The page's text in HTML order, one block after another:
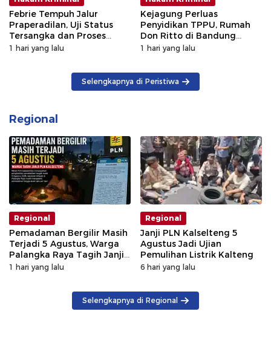
Febrie Tempuh Jalur
Praperadilan, Uji Status
Tersangka dan Proses
Penyidikan
1 hari yang lalu
Kejagung Perluas
Penyidikan TPPU, Rumah
Don Ritto di Bandung
Digeledah
1 hari yang lalu
Selengkapnya di Peristiwa
Regional
Regional
Pemadaman Bergilir Masih
Terjadi 5 Agustus, Warga
Palangka Raya Tagih Janji
GM PLN Kaltengsel
1 hari yang lalu
Regional
Janji PLN Kalselteng 5
Agustus Jadi Ujian
Pemulihan Listrik Kalteng
6 hari yang lalu
Selengkapnya di Regional